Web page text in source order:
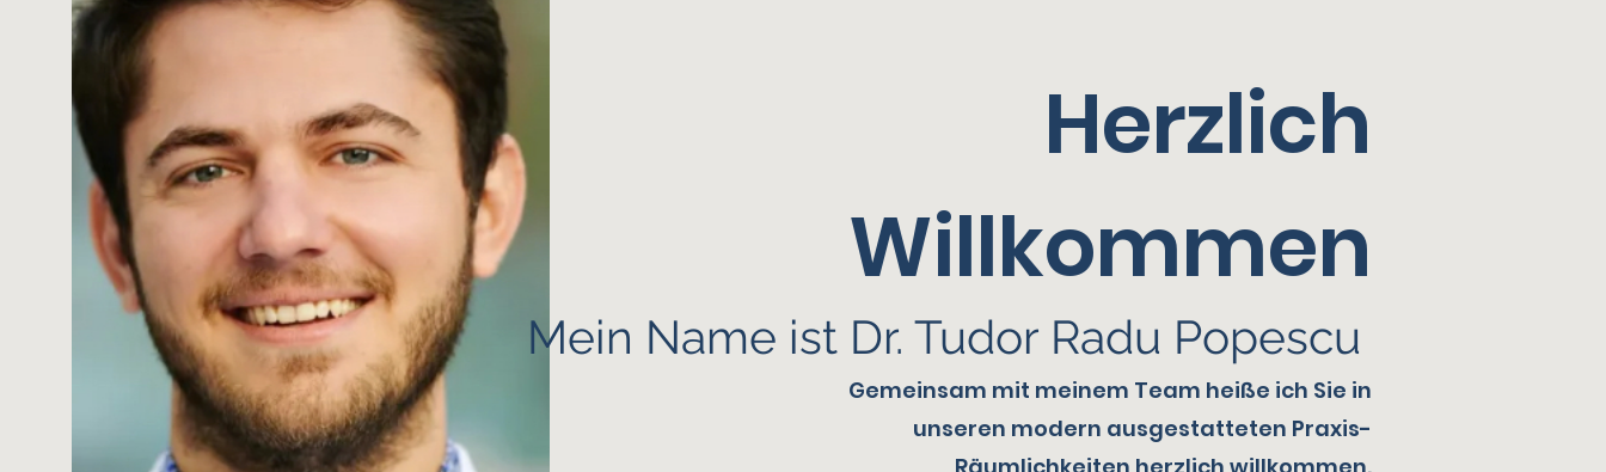
Herzlich
Willkommen
Mein Name ist Dr. Tudor Radu Popescu
Gemeinsam mit meinem Team heiße ich Sie in
unseren modern ausgestatteten Praxis-